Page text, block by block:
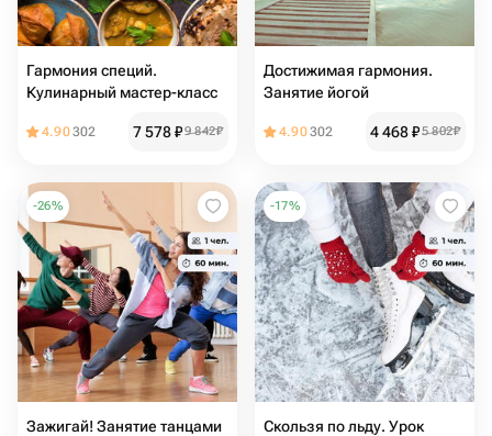
Гармония специй.
Кулинарный мастер-класс
4.90302 7 578₽9 842₽
Достижимая гармония.
Занятие йогой
4.90302 4 468₽5 802₽
-26%
Зажигай! Занятие танцами
-17%
Скользя по льду. Урок